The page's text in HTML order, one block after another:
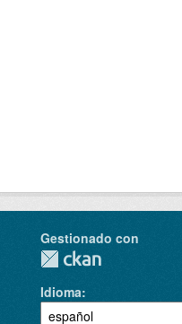
Gestionado con
Idioma